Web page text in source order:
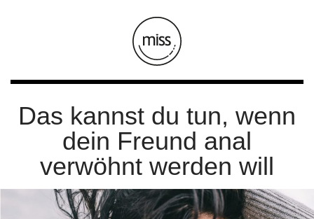
Das kannst du tun, wenn
dein Freund anal
verwöhnt werden will